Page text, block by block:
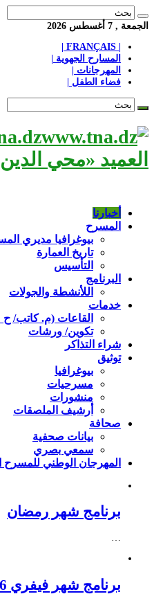
الجمعة , 7 أغسطس 2026
المسارح الجهوية |
المهرجانات |
فضاء الطفل |
العميد «محي
أخبارنا
المسرح
بيوغرافيا مديري
تاريخ العمارة
التأسيس
البرنامج
اللأنشطة والجولات
خدمات
القاعات (م. كاتب/
تكوين/ ورشات
شراء التذاكر
توثيق
بيوغرافيا
مسرحيات
منشورات
أرشيف الملصقات
صحافة
بيانات صحفية
سمعي بصري
المهرجان الوطني
برنامج شهر رمضان
…
برنامج شهر فيفري 2026